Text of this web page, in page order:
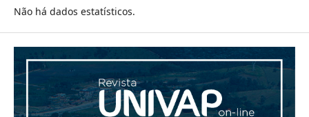
Não há dados estatísticos.